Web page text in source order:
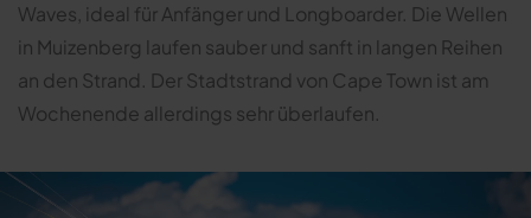
Waves, ideal für Anfänger und Longboarder. Die Wellen
in Muizenberg laufen sauber und sanft in langen Reihen
an den Strand. Der Stadtstrand von Cape Town ist am
Wochenende allerdings sehr überlaufen.